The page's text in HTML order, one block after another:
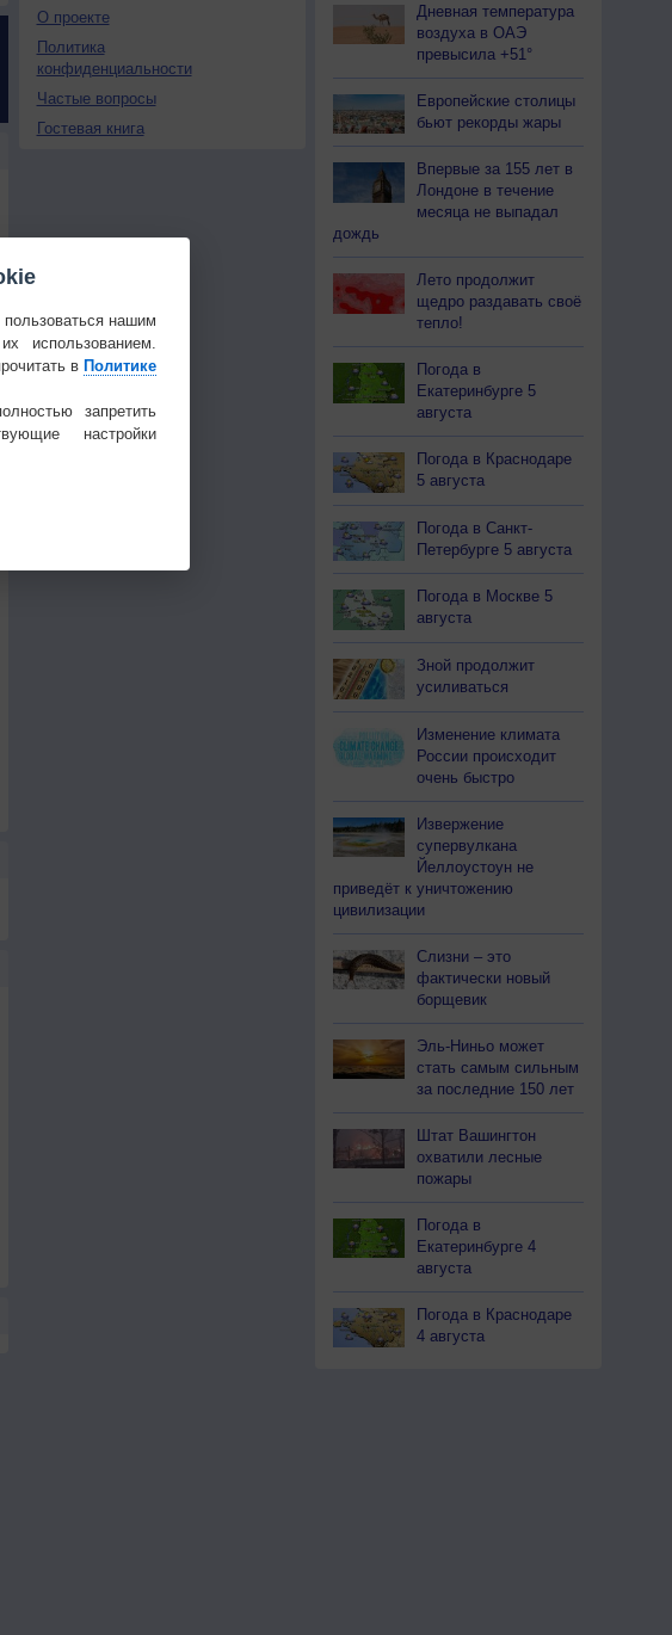
О проекте
Политика
конфиденциальности
Частые вопросы
Гостевая книга
Дневная температура
воздуха в ОАЭ
превысила +51°
Европейские столицы
бьют рекорды жары
Впервые за 155 лет в
Лондоне в течение
месяца не выпадал
дождь
Лето продолжит
щедро раздавать своё
тепло!
Погода в
Екатеринбурге 5
августа
Погода в Краснодаре
5 августа
Погода в Санкт-
Петербурге 5 августа
Погода в Москве 5
августа
Зной продолжит
усиливаться
Изменение климата
России происходит
очень быстро
Извержение
супервулкана
Йеллоустоун не
приведёт к уничтожению
цивилизации
Слизни – это
фактически новый
борщевик
Эль-Ниньо может
стать самым сильным
за последние 150 лет
Штат Вашингтон
охватили лесные
пожары
Погода в
Екатеринбурге 4
августа
Погода в Краснодаре
4 августа
нашим
использованием.
в Политике
запретить
настройки